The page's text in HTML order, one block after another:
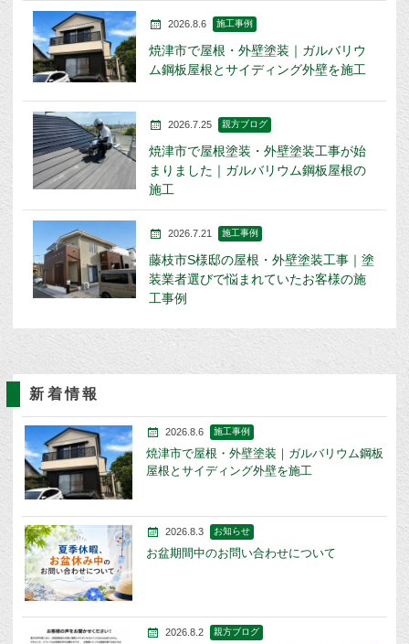
2026.8.6 施工事例
焼津市で屋根・外壁塗装｜ガルバリウ
ム鋼板屋根とサイディング外壁を施工
2026.7.25 親方ブログ
焼津市で屋根塗装・外壁塗装工事が始
まりました｜ガルバリウム鋼板屋根の
施工
2026.7.21 施工事例
藤枝市S様邸の屋根・外壁塗装工事｜塗
装業者選びで悩まれていたお客様の施
工事例
新着情報
2026.8.6 施工事例
焼津市で屋根・外壁塗装｜ガルバリウム鋼板
屋根とサイディング外壁を施工
2026.8.3 お知らせ
お盆期間中のお問い合わせについて
2026.8.2 親方ブログ